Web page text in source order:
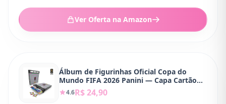
Ver Oferta na Amazon
Álbum de Figurinhas Oficial Copa do
Mundo FIFA 2026 Panini — Capa Cartão
Brochura
4.6R$ 24,90